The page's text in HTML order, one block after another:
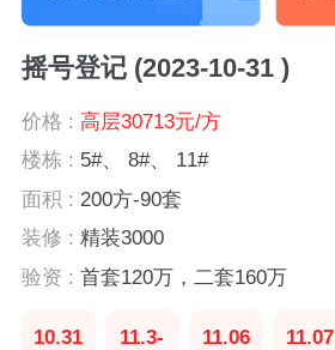
摇号登记 (2023-10-31 )
价格 : 高层30713元/方
楼栋 : 5#、 8#、 11#
面积 : 200方-90套
装修 : 精装3000
验资 : 首套120万，二套160万
10.31
11.3-
11.06 11.07